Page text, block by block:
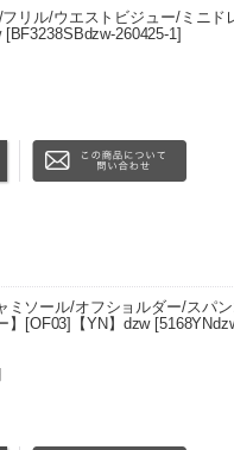
リル/ウエストビジュー/ミニド
[BF3238SBdzw-260425-1]
ミソール/オフショルダー/スパ
】[OF03]【YN】dzw [